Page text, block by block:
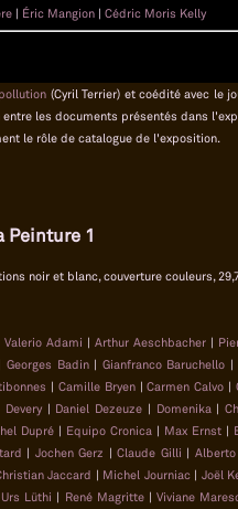
| Éric Mangion | Cédric Moris Kelly
(Cyril Terrier) et coédité avec le
entre les documents présentés dans
le rôle de catalogue de l'exposition.
Peinture 1
noir et blanc, couverture couleurs,
Valerio Adami | Arthur Aeschbacher|
Georges Badin| Gianfranco Baruchello |
| Camille Bryen|Carmen Calvo |
Devery| Daniel Dezeuze | Domenika |
Dupré | Equipo Cronica | Max Ernst |
| Jochen Gerz |Claude Gilli | Alberto
Jaccard | Michel Journiac| Joël
Urs Lüthi | René Magritte|Viviane